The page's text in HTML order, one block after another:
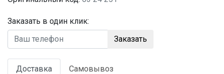
Заказать в один клик:
Заказать
Доставка Самовывоз